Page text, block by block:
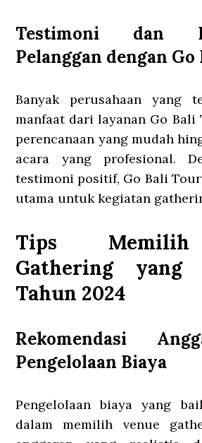
Testimoni dan
Pelanggan dengan
Banyak perusahaan yang
manfaat dari layanan Go
perencanaan yang mudah
acara yang profesional.
testimoni positif, Go Bali
utama untuk kegiatan
Tips
Gathering
Tahun 2024
Rekomendasi
Pengelolaan Biaya
Pengelolaan biaya yang
dalam memilih venue